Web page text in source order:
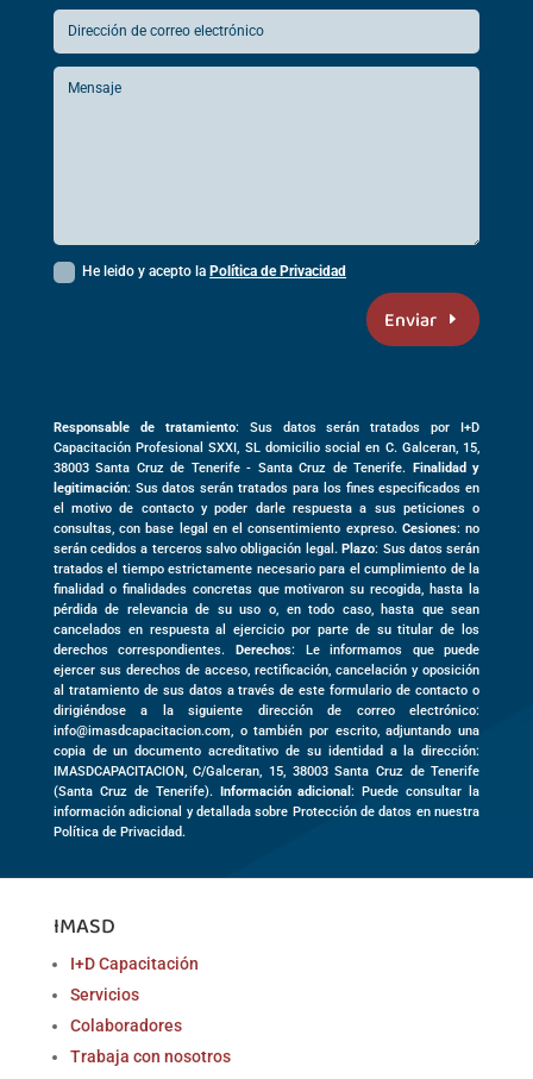
He leido y acepto laPolítica de Privacidad
Enviar
Responsable de tratamiento: Sus datos serán tratados por I+D
Capacitación Profesional SXXI, SL domicilio social en C. Galceran, 15,
38003Santa Cruz de Tenerife - Santa Cruz de Tenerife. Finalidad y
legitimación: Sus datos serán tratados para los fines especificados en
el motivo de contacto y poder darle respuesta a sus peticiones o
consultas, con base legal en el consentimiento expreso. Cesiones: no
serán cedidos a terceros salvo obligación legal.Plazo: Sus datos serán
tratados el tiempo estrictamente necesario para el cumplimiento de la
finalidad o finalidades concretas que motivaron su recogida, hasta la
pérdida de relevancia de su uso o, en todo caso, hasta que sean
cancelados en respuesta al ejercicio por parte de su titular de los
derechos correspondientes. Derechos: Le informamos que puede
ejercer sus derechos de acceso, rectificación, cancelación y oposición
al tratamiento de sus datos a través de este formulario de contacto o
dirigiéndose a la siguiente dirección de correo electrónico:
info@imasdcapacitacion.com, o también por escrito, adjuntando una
copia de un documento acreditativo de su identidad a la dirección:
IMASDCAPACITACION,C/Galceran, 15, 38003Santa Cruz de Tenerife
(Santa Cruz de Tenerife).Información adicional: Puede consultar la
información adicional y detallada sobre Protección de datos en nuestra
Política de Privacidad.
IMASD
I+D Capacitación
Servicios
Colaboradores
Trabaja con nosotros